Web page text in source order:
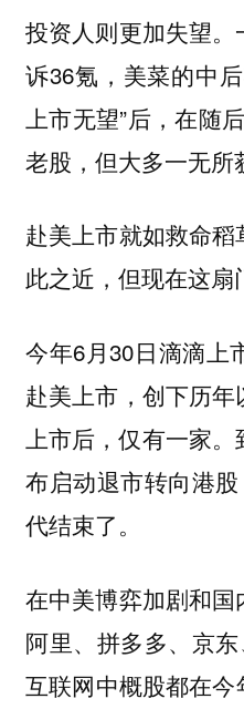
投资人则更加失望
诉36氪，美菜的中
上市无望”后，在随
老股，但大多一无所
赴美上市就如救命
此之近，但现在这扇
今年6月30日滴滴上
赴美上市，创下历
上市后，仅有一家
布启动退市转向港
代结束了。
在中美博弈加剧和
阿里、拼多多、京
互联网中概股都在